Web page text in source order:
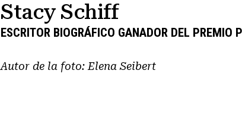
Stacy Schiff
ESCRITOR BIOGRÁFICO GANADOR DEL PREMIO
Autor de la foto: Elena Seibert